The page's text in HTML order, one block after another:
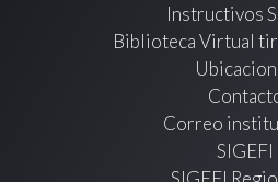
Instructivos
Biblioteca Virtual
Correo
SIGEFI